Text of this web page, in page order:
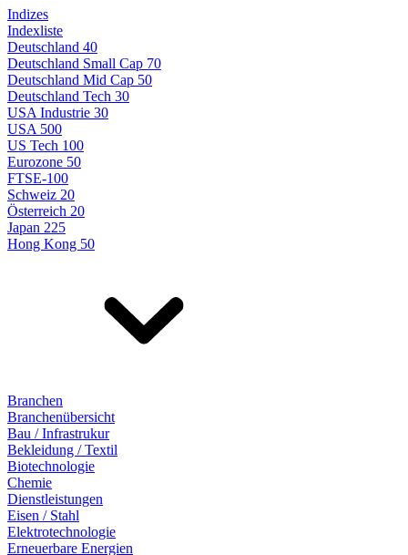
Indizes
Indexliste
Deutschland 40
Deutschland Small Cap 70
Deutschland Mid Cap 50
Deutschland Tech 30
USA Industrie 30
USA 500
US Tech 100
Eurozone 50
FTSE-100
Schweiz 20
Österreich 20
Japan 225
Hong Kong 50
Branchen
Branchenübersicht
Bau / Infrastrukur
Bekleidung / Textil
Biotechnologie
Chemie
Dienstleistungen
Eisen / Stahl
Elektrotechnologie
Erneuerbare Energien